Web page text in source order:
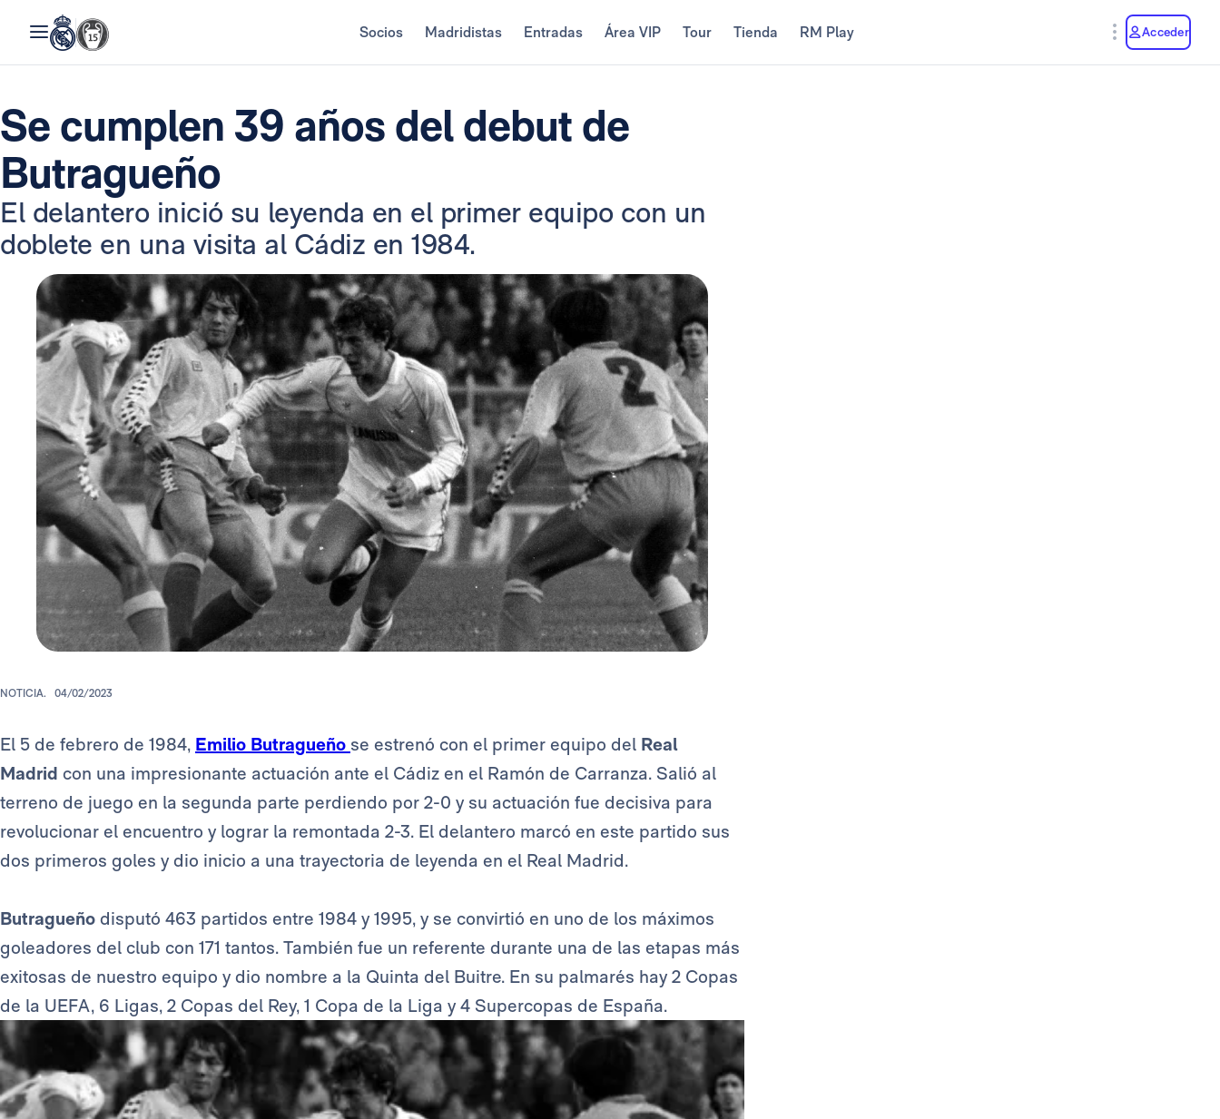
Socios Madridistas Entradas Área VIP Tour Tienda RM Play Acceder
Se cumplen 39 años del debut de
Butragueño
El delantero inició su leyenda en el primer equipo con un
doblete en una visita al Cádiz en 1984.
NOTICIA. 04/02/2023
El 5 de febrero de 1984, Emilio Butragueño se estrenó con el primer equipo del Real
Madrid con una impresionante actuación ante el Cádiz en el Ramón de Carranza. Salió al
terreno de juego en la segunda parte perdiendo por 2-0 y su actuación fue decisiva para
revolucionar el encuentro y lograr la remontada 2-3. El delantero marcó en este partido sus
dos primeros goles y dio inicio a una trayectoria de leyenda en el Real Madrid.
Butragueño disputó 463 partidos entre 1984 y 1995, y se convirtió en uno de los máximos
goleadores del club con 171 tantos. También fue un referente durante una de las etapas más
exitosas de nuestro equipo y dio nombre a la Quinta del Buitre. En su palmarés hay 2 Copas
de la UEFA, 6 Ligas, 2 Copas del Rey, 1 Copa de la Liga y 4 Supercopas de España.